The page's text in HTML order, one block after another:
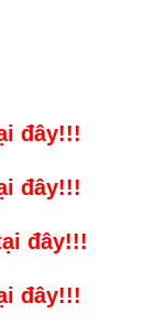
đây!!!
đây!!!
đây!!!
đây!!!